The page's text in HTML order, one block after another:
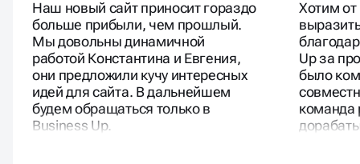
Наш новый сайт приносит гораздо
больше прибыли, чем прошлый.
Мы довольны динамичной
работой Константина и Евгения,
они предложили кучу интересных
идей для сайта. В дальнейшем
будем обращаться только в
Business Up.
Хотим
Up за
было
команда